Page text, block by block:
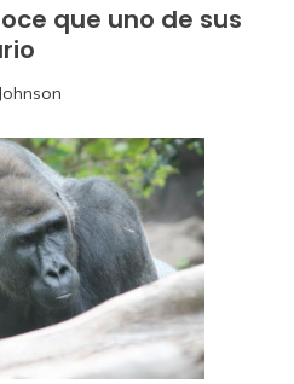
que uno de sus